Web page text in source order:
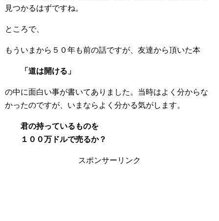
見つかるはずですね。
ところで、
もういまから５０年も前の話ですが、友達から頂いた本
「道は開ける」
の中に面白い事が書いてありました。当時はよく分からな
かったのですが、いまならよく分かる気がします。
君の持っているものを
１００万ドルで売るか？
スポンサーリンク